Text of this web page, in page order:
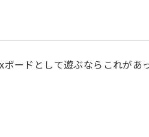
ードとして遊ぶならこれがあ